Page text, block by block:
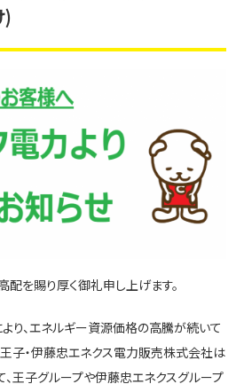
)
を賜り厚く御礼申し上げます。
り、エネルギー資源価格の高騰が続いて
子・伊藤忠エネクス電力販売株式会社は
王子グループや伊藤忠エネクスグループ